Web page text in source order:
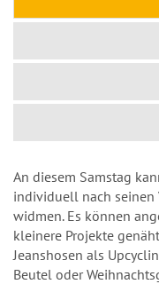
An diesem Samstag
individuell nach seinen
widmen. Es können
kleinere Projekte
Jeanshosen als
Beutel oder